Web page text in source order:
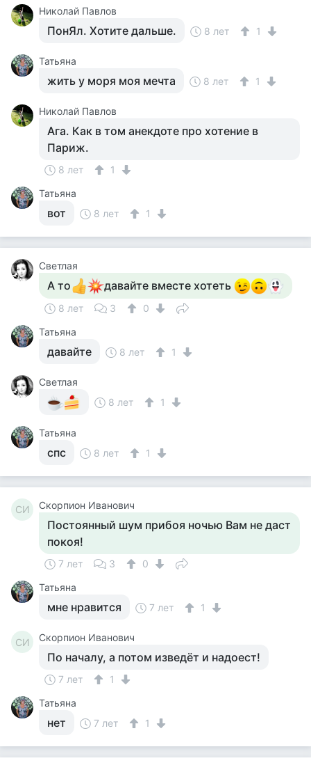
Николай Павлов
ПонЯл. Хотите дальше. 8 лет 1
Татьяна
жить у моря моя мечта 8 лет 1
Николай Павлов
Ага. Как в том анекдоте про хотение в
Париж.
8 лет
1
Татьяна
вот 8 лет 1
Светлая
А то давайте вместе хотеть
8 лет 3
0
Татьяна
давайте 8 лет 1
Светлая
8 лет
1
Татьяна
спс 8 лет 1
СИ Скорпион Иванович
Постоянный шум прибоя ночью Вам не даст
покоя!
7 лет 3
0
Татьяна
мне нравится 7 лет 1
СИ Скорпион Иванович
По началу, а потом изведёт и надоест!
7 лет
1
Татьяна
нет 7 лет 1